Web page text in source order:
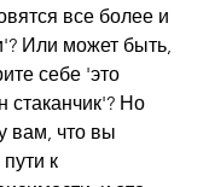
все более и
Или может быть,
себе 'это
стаканчик'? Но
вам, что вы
к